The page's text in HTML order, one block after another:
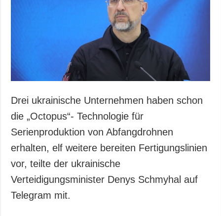
Drei ukrainische Unternehmen haben schon
die „Octopus“- Technologie für
Serienproduktion von Abfangdrohnen
erhalten, elf weitere bereiten Fertigungslinien
vor, teilte der ukrainische
Verteidigungsminister Denys Schmyhal auf
Telegram mit.